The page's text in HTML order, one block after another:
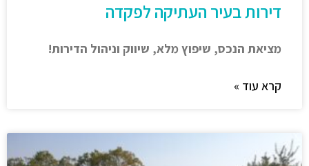
דירות בעיר העתיקה לפקדה
מציאת הנכס, שיפוץ מלא, שיווק וניהול הדירות!
קרא עוד »